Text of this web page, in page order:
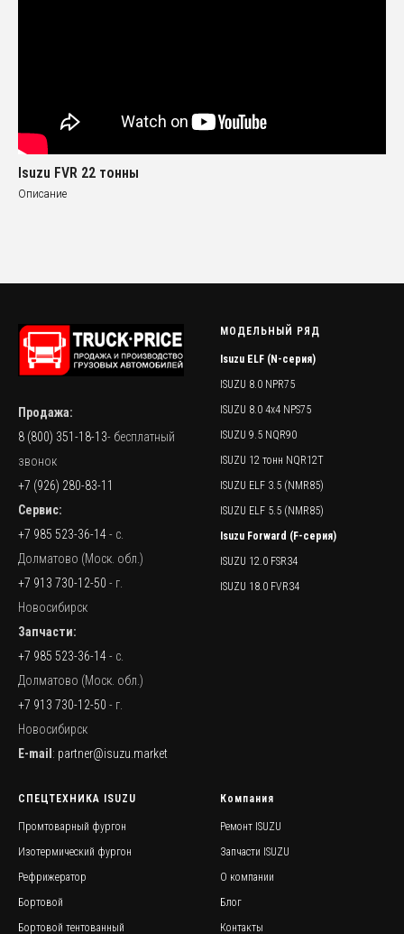
Isuzu FVR 22 тонны
Описание
Продажа:
8 (800) 351-18-13- бесплатный
звонок
+7 (926) 280-83-11
Сервис:
+7 985 523-36-14- с.
Долматово (Моск. обл.)
+7 913 730-12-50 - г.
Новосибирск
Запчасти:
+7 985 523-36-14- с.
Долматово (Моск. обл.)
+7 913 730-12-50 - г.
Новосибирск
E-mail : partner@isuzu.market
МОДЕЛЬНЫЙ РЯД
Isuzu ELF (N-серия)
ISUZU 8.0 NPR75
ISUZU 8.0 4x4 NPS75
ISUZU 9.5 NQR90
ISUZU 12 тонн NQR12T
ISUZU ELF 3.5 (NMR85)
ISUZU ELF 5.5 (NMR85)
Isuzu Forward (F-серия)
ISUZU 12.0 FSR34
ISUZU 18.0 FVR34
СПЕЦТЕХНИКА ISUZU
Промтоварный фургон
Изотермический фургон
Рефрижератор
Бортовой
Бортовой тентованный
Компания
Ремонт ISUZU
Запчасти ISUZU
О компании
Блог
Контакты